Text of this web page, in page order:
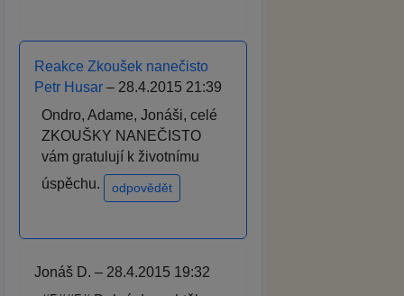
Reakce Zkoušek nanečisto
Petr Husar – 28.4.2015 21:39
Ondro, Adame, Jonáši, celé
ZKOUŠKY NANEČISTO
vám gratulují k životnímu
úspěchu.
odpovědět
Jonáš D. – 28.4.2015 19:32